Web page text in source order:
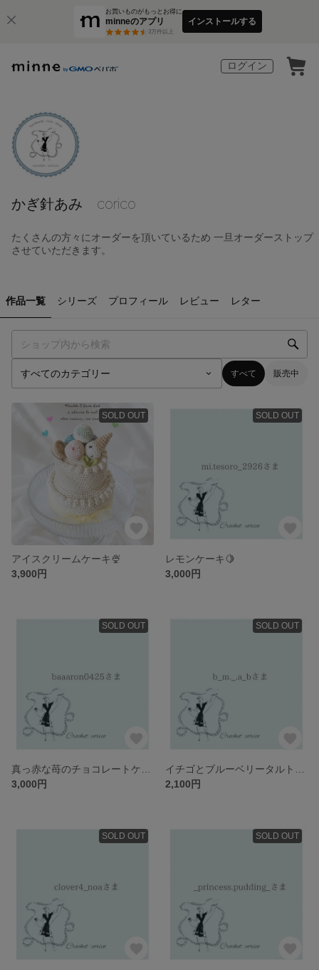
お買いものがもっとお得に
minneのアプリ
3万件以上
インストールする
ログイン
かぎ針あみ corico
たくさんの方々にオーダーを頂いているため 一旦オーダーストップ
させていただきます。
作品一覧 シリーズ プロフィール レビュー レター
すべて 販売中
SOLD OUT
アイスクリームケーキ🍨
3,900円
SOLD OUT
レモンケーキ🍋
3,000円
SOLD OUT
3,000円
SOLD OUT
2,100円
SOLD OUT SOLD OUT